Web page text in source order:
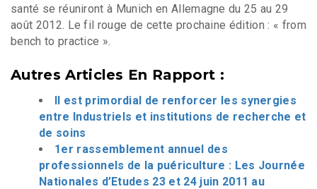
santé se réuniront à Munich en Allemagne du 25 au 29
août 2012. Le fil rouge de cette prochaine édition : « from
bench to practice ».
Autres Articles En Rapport :
Il est primordial de renforcer les synergies
entre Industriels et institutions de recherche et
de soins
1er rassemblement annuel des
professionnels de la puériculture : Les Journée
Nationales d’Etudes 23 et 24 juin 2011 au